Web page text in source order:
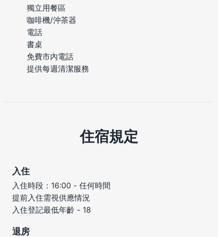
獨立用餐區
咖啡機/沖茶器
電話
書桌
免費市內電話
提供每週清潔服務
住宿規定
入住
入住時段：16:00 - 任何時間
提前入住需視供應情況
入住登記最低年齡 - 18
退房